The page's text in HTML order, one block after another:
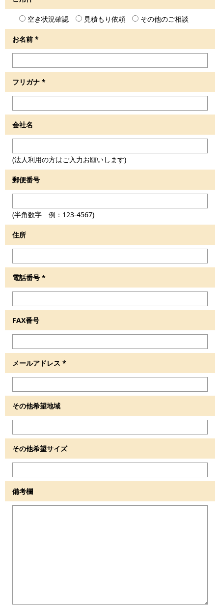
空き状況確認 見積もり依頼 その他のご相談
お名前 *
フリガナ *
会社名
(法人利用の方はご入力お願いします)
郵便番号
(半角数字 例：123-4567)
住所
電話番号 *
FAX番号
メールアドレス *
その他希望地域
その他希望サイズ
備考欄